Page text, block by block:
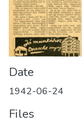
Date
1942-06-24
Files